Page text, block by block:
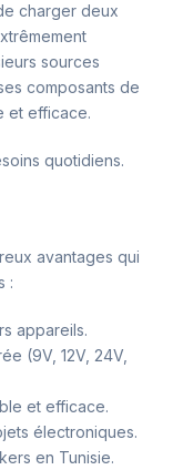
charger deux
sources
composants de
et efficace.
quotidiens.
avantages qui
:
appareils.
(9V, 12V, 24V,
et efficace.
électroniques.
en Tunisie.